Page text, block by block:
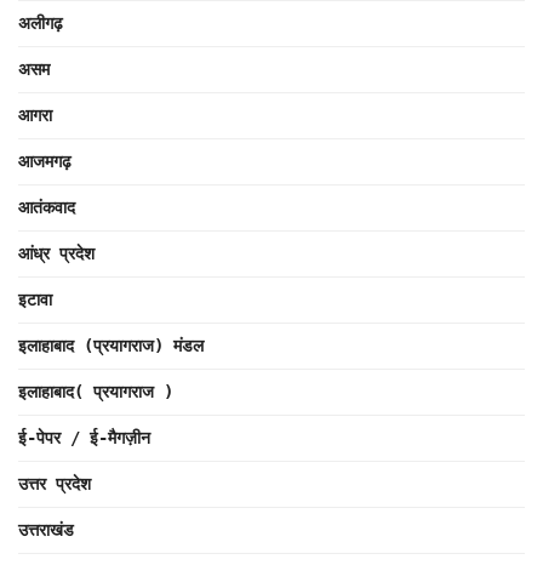
अलीगढ़
असम
आगरा
आजमगढ़
आतंकवाद
आंध्र प्रदेश
इटावा
इलाहाबाद (प्रयागराज) मंडल
इलाहाबाद( प्रयागराज )
ई-पेपर / ई-मैगज़ीन
उत्तर प्रदेश
उत्तराखंड